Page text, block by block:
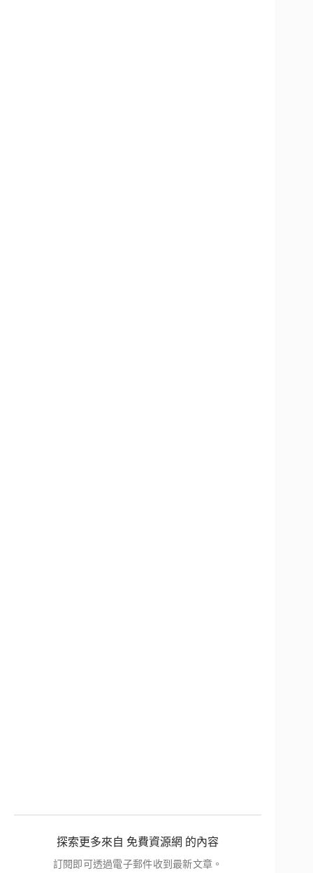
探索更多來自 免費資源網 的內容
訂閱即可透過電子郵件收到最新文章。